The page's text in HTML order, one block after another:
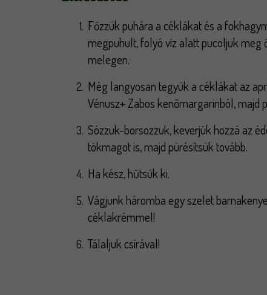
Főzzük puhára a céklákat és a
megpuhult, folyó víz alatt pucoljuk
melegen.
Még langyosan tegyük a céklákat az
Vénusz+ Zabos kenőmargarinból, majd
Sózzuk-borsozzuk, keverjük hozzá az
tökmagot is, majd pürésítsük tovább.
Ha kész, hűtsük ki.
Vágjunk háromba egy szelet
céklakrémmel!
Tálaljuk csírával!